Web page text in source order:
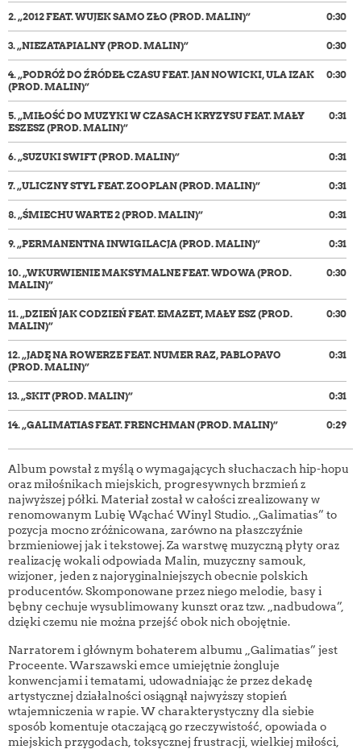
2.„2012 FEAT. WUJEK SAMO ZŁO (PROD. MALIN)” 0:30
3.„NIEZATAPIALNY (PROD. MALIN)” 0:30
4.„PODRÓŻ DO ŹRÓDEŁ CZASU FEAT. JAN NOWICKI, ULA IZAK
(PROD. MALIN)”
0:30
5.„MIŁOŚĆ DO MUZYKI W CZASACH KRYZYSU FEAT. MAŁY
ESZESZ (PROD. MALIN)”
0:31
6.„SUZUKI SWIFT (PROD. MALIN)” 0:31
7.„ULICZNY STYL FEAT. ZOOPLAN (PROD. MALIN)” 0:31
8.„ŚMIECHU WARTE 2 (PROD. MALIN)” 0:31
9.„PERMANENTNA INWIGILACJA (PROD. MALIN)” 0:31
10.„WKURWIENIE MAKSYMALNE FEAT. WDOWA (PROD.
MALIN)”
0:30
11.„DZIEŃ JAK CODZIEŃ FEAT. EMAZET, MAŁY ESZ (PROD.
MALIN)”
0:30
12.„JADĘ NA ROWERZE FEAT. NUMER RAZ, PABLOPAVO
(PROD. MALIN)”
0:31
13.„SKIT (PROD. MALIN)” 0:31
14.„GALIMATIAS FEAT. FRENCHMAN (PROD. MALIN)” 0:29
Album powstał z myślą o wymagających słuchaczach hip-hopu
oraz miłośnikach miejskich, progresywnych brzmień z
najwyższej półki. Materiał został w całości zrealizowany w
renomowanym Lubię Wąchać Winyl Studio. „Galimatias” to
pozycja mocno zróżnicowana, zarówno na płaszczyźnie
brzmieniowej jak i tekstowej. Za warstwę muzyczną płyty oraz
realizację wokali odpowiada Malin, muzyczny samouk,
wizjoner, jeden z najoryginalniejszych obecnie polskich
producentów. Skomponowane przez niego melodie, basy i
bębny cechuje wysublimowany kunszt oraz tzw. „nadbudowa”,
dzięki czemu nie można przejść obok nich obojętnie.
Narratorem i głównym bohaterem albumu „Galimatias” jest
Proceente. Warszawski emce umiejętnie żongluje
konwencjami i tematami, udowadniając że przez dekadę
artystycznej działalności osiągnął najwyższy stopień
wtajemniczenia w rapie. W charakterystyczny dla siebie
sposób komentuje otaczającą go rzeczywistość, opowiada o
miejskich przygodach, toksycznej frustracji, wielkiej miłości,